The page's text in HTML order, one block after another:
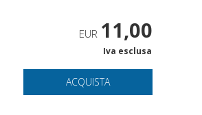
EUR 11,00
Iva esclusa
ACQUISTA